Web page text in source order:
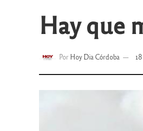
Hay que
Por Hoy Dia Córdoba